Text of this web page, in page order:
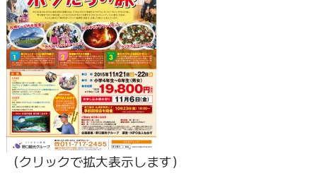
（クリックで拡大表示します）